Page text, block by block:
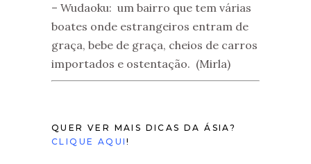
– Wudaoku: um bairro que tem várias
boates onde estrangeiros entram de
graça, bebe de graça, cheios de carros
importados e ostentação. (Mirla)
QUER VER MAIS DICAS DA ÁSIA?
CLIQUE AQUI!